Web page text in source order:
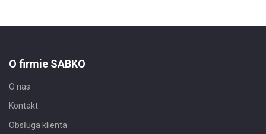
O firmie SABKO
O nas
Kontakt
Obsługa klienta